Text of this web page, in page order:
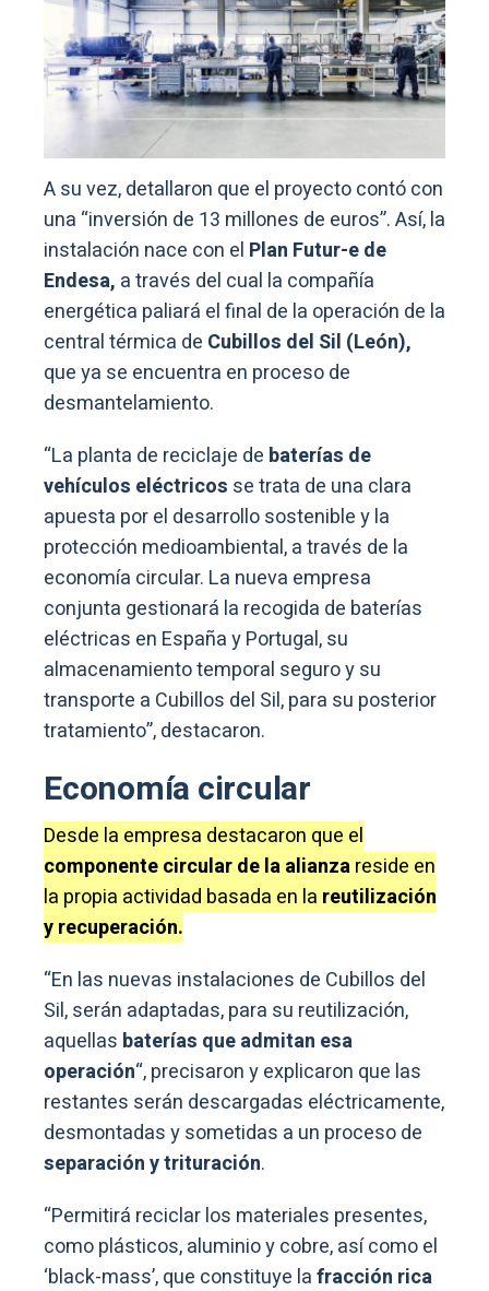
A su vez, detallaron que el proyecto contó con
una “inversión de 13 millones de euros”. Así, la
instalación nace con el Plan Futur-e de
Endesa, a través del cual la compañía
energética paliará el final de la operación de la
central térmica de Cubillos del Sil (León),
que ya se encuentra en proceso de
desmantelamiento.
“La planta de reciclaje de baterías de
vehículos eléctricos se trata de una clara
apuesta por el desarrollo sostenible y la
protección medioambiental, a través de la
economía circular. La nueva empresa
conjunta gestionará la recogida de baterías
eléctricas en España y Portugal, su
almacenamiento temporal seguro y su
transporte a Cubillos del Sil, para su posterior
tratamiento”, destacaron.
Economía circular
Desde la empresa destacaron que el
componente circular de la alianzareside en
la propia actividad basada en la reutilización
y recuperación.
“En las nuevas instalaciones de Cubillos del
Sil, serán adaptadas, para su reutilización,
aquellas baterías que admitan esa
operación“, precisaron y explicaron que las
restantes serán descargadas eléctricamente,
desmontadas y sometidas a un proceso de
separación y trituración.
“Permitirá reciclar los materiales presentes,
como plásticos, aluminio y cobre, así como el
‘black-mass’, que constituye lafracción rica